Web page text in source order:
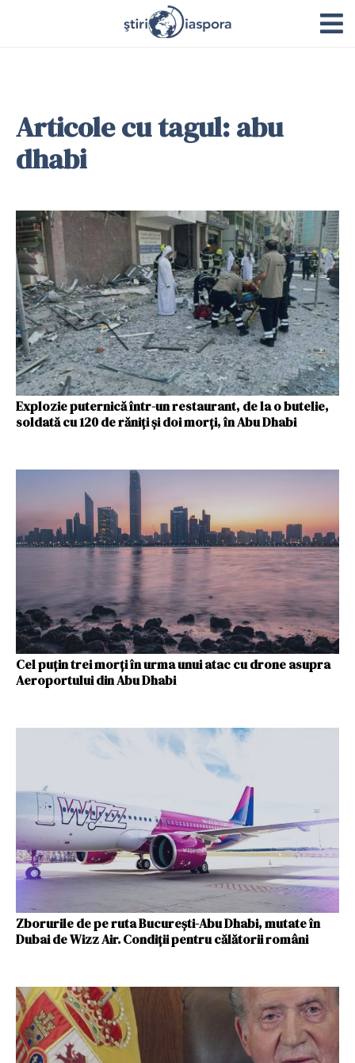
Articole cu tagul: abu
dhabi
Explozie puternică într-un restaurant, de la o butelie,
soldată cu 120 de răniți și doi morți, în Abu Dhabi
Cel puţin trei morţi în urma unui atac cu drone asupra
Aeroportului din Abu Dhabi
Zborurile de pe ruta Bucureşti-Abu Dhabi, mutate în
Dubai de Wizz Air. Condiții pentru călătorii români